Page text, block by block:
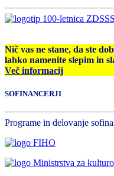
Nič vas ne stane, da ste
lahko namenite slepim in
Več informacij
SOFINANCERJI
Programe in delovanje